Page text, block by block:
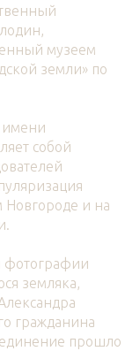
музеем
земли» по
имени
собой
и на
фотографии
земляка,
гражданина
прошло